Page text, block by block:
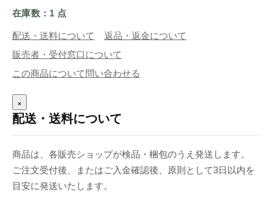
在庫数：1 点
配送・送料について
返品・返金について
販売者・受付窓口について
この商品について問い合わせる
×
配送・送料について
商品は、各販売ショップが検品・梱包のうえ発送します。
ご注文受付後、またはご入金確認後、原則として3日以内を
目安に発送いたします。